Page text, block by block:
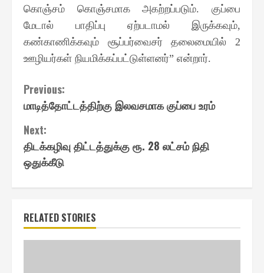
கொஞ்சம் கொஞ்சமாக அகற்றப்படும்.குப்பை
மேடால் பாதிப்பு ஏற்படாமல் இருக்கவும்,
கண்காணிக்கவும் சூப்பர்வைசர் தலைமையில் 2
ஊழியர்கள் நியமிக்கப்பட்டுள்ளனர்” என்றார்.
Continue
Reading
Previous:
மாடித்தோட்டத்திற்கு இலவசமாக குப்பை உரம்
Next:
திடக்கழிவு திட்டத்துக்கு ரூ. 28 லட்சம் நிதி
ஒதுக்கீடு
RELATED STORIES